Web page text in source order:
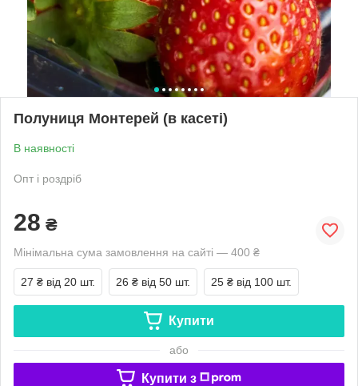
Полуниця Монтерей (в касеті)
В наявності
Опт і роздріб
28 ₴
Мінімальна сума замовлення на сайті — 400 ₴
27 ₴ від 20 шт. 26 ₴ від 50 шт. 25 ₴ від 100 шт.
Купити
або
Купити з